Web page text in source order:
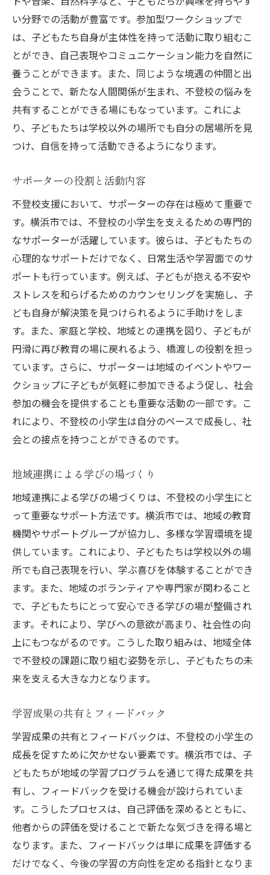
い分野での活動が豊富です。参加型ワークショップで
は、子どもたち自身が主体性を持って活動に取り組むこ
とができ、自己表現やコミュニケーション能力を自然に
養うことができます。また、同じような境遇の仲間と出
会うことで、新たな人間関係が生まれ、不登校の悩みを
共有することができる場にもなっています。これによ
り、子どもたちは学校以外の場所でも自分の居場所を見
つけ、自信を持って活動できるようになります。
サポーターの役割と活動内容
不登校支援において、サポーターの存在は極めて重要で
す。横浜市では、不登校の小学生を支えるための専門的
なサポーターが活躍しています。彼らは、子どもたちの
心理的なサポートだけでなく、日常生活や学習面でのサ
ポートも行っています。例えば、子どもが抱える不安や
ストレスを和らげるためのカウンセリングを実施し、子
ども自身が解決策を見つけられるように手助けをしま
す。また、家庭と学校、地域との連携を図り、子どもが
円滑に再び教育の場に戻れるよう、橋渡しの役割を担っ
ています。さらに、サポーターは地域のイベントやワー
クショップに子どもが気軽に参加できるよう促し、社会
参加の機会を提供することも重要な活動の一部です。こ
れにより、不登校の小学生は自分のペースで成長し、社
会との接点を持つことができるのです。
地域連携による学びの場づくり
地域連携による学びの場づくりは、不登校の小学生にと
って重要なサポート方法です。横浜市では、地域の教育
機関やサポートグループが協力し、多様な学習環境を提
供しています。これにより、子どもたちは学校以外の場
所でも自己表現を行い、学ぶ喜びを体験することができ
ます。また、地域のボランティアや専門家が関わること
で、子どもたちにとって安心できる学びの場が整備され
ます。それにより、学びへの意欲が高まり、社会性の向
上にもつながるのです。こうした取り組みは、地域全体
で不登校の課題に取り組む姿勢を示し、子どもたちの未
来を支える大きな力となります。
学習成果の共有とフィードバック
学習成果の共有とフィードバックは、不登校の小学生の
成長を促すために欠かせない要素です。横浜市では、子
どもたちが地域の学習プログラムを通じて得た成果を共
有し、フィードバックを受ける機会が設けられていま
す。こうしたプロセスは、自己評価を深めるとともに、
他者からの評価を受けることで新たな気づきを得る場と
なります。また、フィードバックは単に成果を評価する
だけでなく、今後の学習の方向性を定める指針となりま